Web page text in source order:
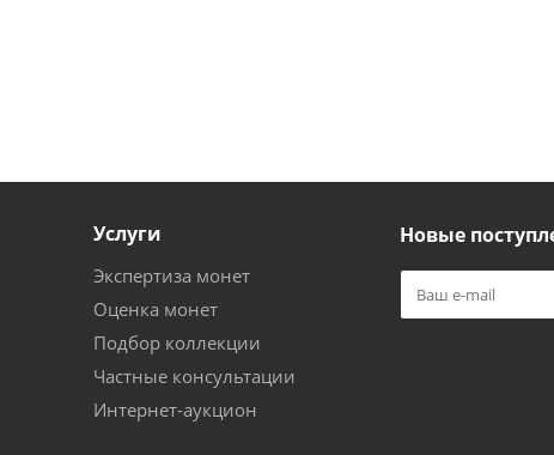
Услуги
Экспертиза монет
Оценка монет
Подбор коллекции
Частные консультации
Интернет-аукцион
Новые